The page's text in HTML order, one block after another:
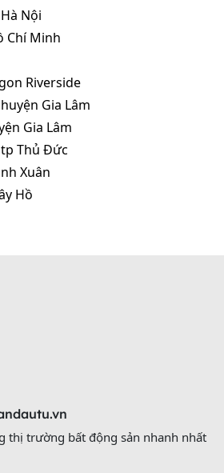
Nội
Chí Minh
Riverside
Gia Lâm
Gia Lâm
Thủ Đức
Xuân
Hồ
thị trường bất động sản nhanh nhất